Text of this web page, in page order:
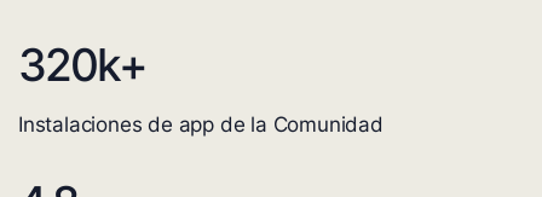
320k+
Instalaciones de app de la Comunidad